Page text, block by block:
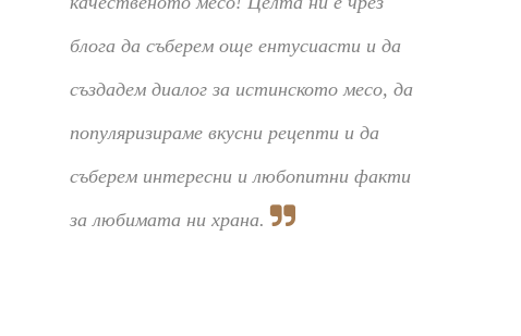
блога да съберем още ентусиасти и да
създадем диалог за истинското месо, да
популяризираме вкусни рецепти и да
съберем интересни и любопитни факти
за любимата ни храна.